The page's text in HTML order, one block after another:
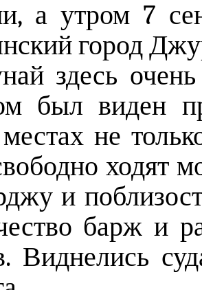
а утром 7
город
здесь
был виден
не
ходят
и
барж и
Виднелись